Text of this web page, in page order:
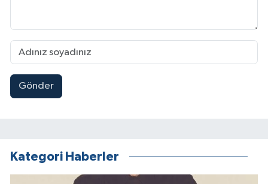
Gönder
Kategori Haberler